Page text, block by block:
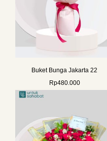
Buket Bunga Jakarta 22
Rp480.000